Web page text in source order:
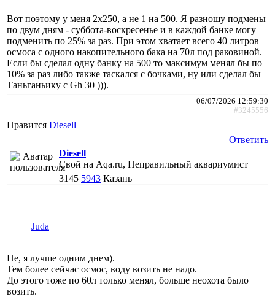
Вот поэтому у меня 2х250, а не 1 на 500. Я разношу подмены
по двум дням - суббота-воскресенье и в каждой банке могу
подменить по 25% за раз. При этом хватает всего 40 литров
осмоса с одного накопительного бака на 70л под раковиной.
Если бы сделал одну банку на 500 то максимум менял бы по
10% за раз либо также таскался с бочками, ну или сделал бы
Таньганьику с Gh 30 ))).
06/07/2026 12:59:30
#3245556
Нравится Diesell
Ответить
Diesell
Свой на Aqa.ru, Неправильный аквариумист
3145 5943 Казань
Juda
Не, я лучше одним днем).
Тем более сейчас осмос, воду возить не надо.
До этого тоже по 60л только менял, больше неохота было
возить.